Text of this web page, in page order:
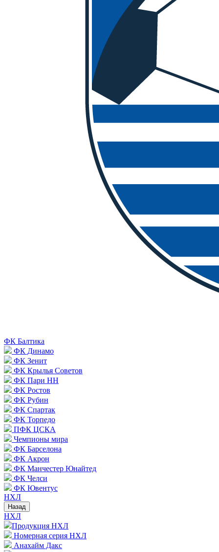
ФК Балтика
ФК Динамо
ФК Зенит
ФК Крылья Советов
ФК Пари НН
ФК Ростов
ФК Рубин
ФК Спартак
ФК Торпедо
ПФК ЦСКА
Чемпионы мира
ФК Барселона
ФК Акрон
ФК Манчестер Юнайтед
ФК Челси
ФК Ювентус
НХЛ
Назад
НХЛ
Продукция НХЛ
Номерная серия НХЛ
Анахайм Дакс